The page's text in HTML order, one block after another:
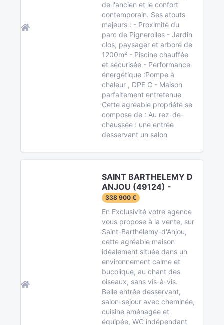
de l'ancien et le confort
contemporain. Ses atouts
majeurs : - Proximité du
parc de Pignerolles - Jardin
clos, paysager et arboré de
1200m² - Piscine chauffée
et sécurisée - Performance
énergétique :Pompe à
chaleur , DPE C - Maison
parfaitement entretenue
Cette agréable propriété se
compose de : Au rez-de-
chaussée : une entrée
desservant un salon
SAINT BARTHELEMY D
ANJOU (49124) -
338 900 €
En Exclusivité votre agence
vous propose à la vente, sur
Saint-Barthélemy-d'Anjou,
cette agréable maison
idéalement située dans un
environnement calme et
bucolique, au chant des
oiseaux, sans vis-à-vis.
Belle entrée desservant,
salon-sejour avec cheminée,
cuisine aménagée et
équipée, WC indépendant